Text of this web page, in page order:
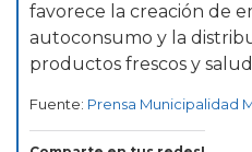
favorece la creación de
autoconsumo y la
productos frescos y
Fuente: Prensa Municipalidad